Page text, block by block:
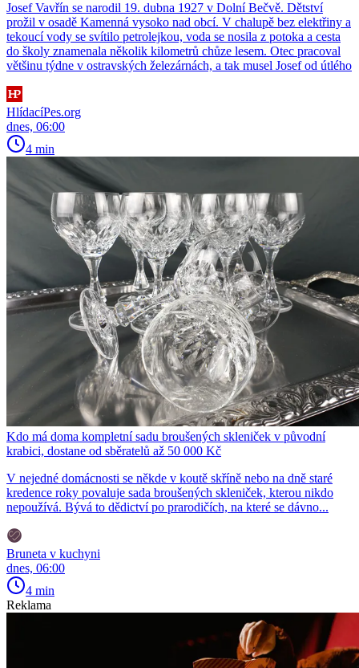
Josef Vavřín se narodil 19. dubna 1927 v Dolní Bečvě. Dětství
prožil v osadě Kamenná vysoko nad obcí. V chalupě bez elektřiny a
tekoucí vody se svítilo petrolejkou, voda se nosila z potoka a cesta
do školy znamenala několik kilometrů chůze lesem. Otec pracoval
většinu týdne v ostravských železárnách, a tak musel Josef od útlého
HlídacíPes.org
dnes, 06:00
4 min
Kdo má doma kompletní sadu broušených skleniček v původní
krabici, dostane od sběratelů až 50 000 Kč
V nejedné domácnosti se někde v koutě skříně nebo na dně staré
kredence roky povaluje sada broušených skleniček, kterou nikdo
nepoužívá. Bývá to dědictví po prarodičích, na které se dávno...
Bruneta v kuchyni
dnes, 06:00
4 min
Reklama